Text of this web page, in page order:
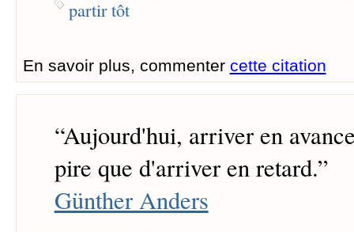
partir tôt
En savoir plus, commenter cette citation
“Aujourd'hui, arriver en
pire que d'arriver en retard.”
Günther Anders